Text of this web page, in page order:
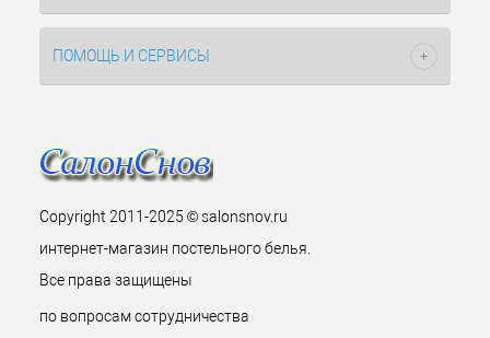
ПОМОЩЬ И СЕРВИСЫ
Copyright 2011-2025 © salonsnov.ru
интернет-магазин постельного белья.
Все права защищены
по вопросам сотрудничества